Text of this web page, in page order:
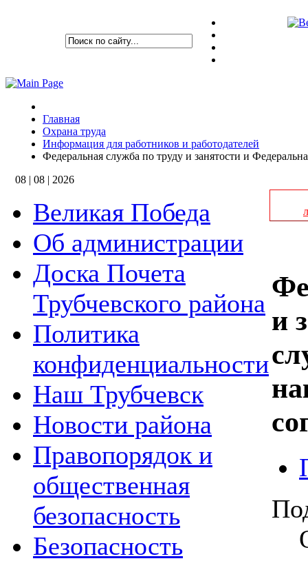
Главная
Охрана труда
Информация для работников и работодателей
Федеральная служба по труду и занятости и
08 | 08 | 2026
Великая Победа
Об администрации
Доска Почета
Трубчевского района
Политика
конфиденциальности
Наш Трубчевск
Новости района
Правопорядок и
общественная
безопасность
Безопасность
и